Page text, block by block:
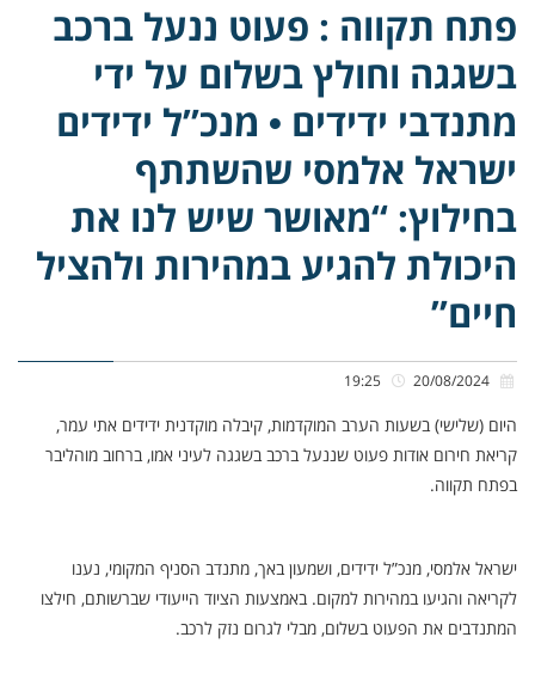
פתח תקווה : פעוט ננעל ברכב
בשגגה וחולץ בשלום על ידי
מתנדבי ידידים • מנכ”ל ידידים
ישראל אלמסי שהשתתף
בחילוץ: “מאושר שיש לנו את
היכולת להגיע במהירות ולהציל
חיים”
היום (שלישי) בשעות הערב המוקדמות, קיבלה מוקדנית ידידים אתי עמר,
קריאת חירום אודות פעוט שננעל ברכב בשגגה לעיני אמו, ברחוב מוהליבר
בפתח תקווה.
ישראל אלמסי, מנכ”ל ידידים, ושמעון באך, מתנדב הסניף המקומי, נענו
לקריאה והגיעו במהירות למקום. באמצעות הציוד הייעודי שברשותם, חילצו
המתנדבים את הפעוט בשלום, מבלי לגרום נזק לרכב.